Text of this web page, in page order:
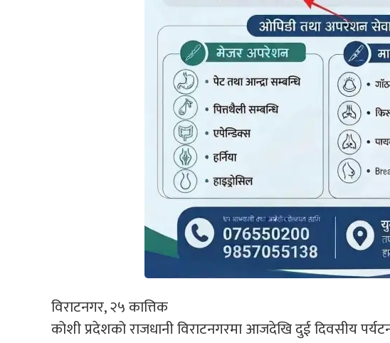
विराटनगर, २५ कात्तिक
कोशी प्रदेशको राजधानी विराटनगरमा आजदेखि दुई दिवसीय